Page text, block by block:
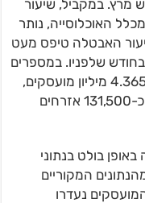
אחוזים בחודש מרץ. במקביל, שיעור
האוכלוסייה, נותר
עם זאת, שיעור האבטלה טיפס מעט
לעומת 2.8 אחוזים בחודש שלפניו. במספרים
מוחלטים, המשק הישראלי מונה כיום כ-4.365 מיליון מועסקים,
בעוד שמספר הבלתי מועסקים עומד על כ-131,500 אזרחים
בולט בנתוני
המקוריים
40.1 אחוזים מהמועסקים נעדרו